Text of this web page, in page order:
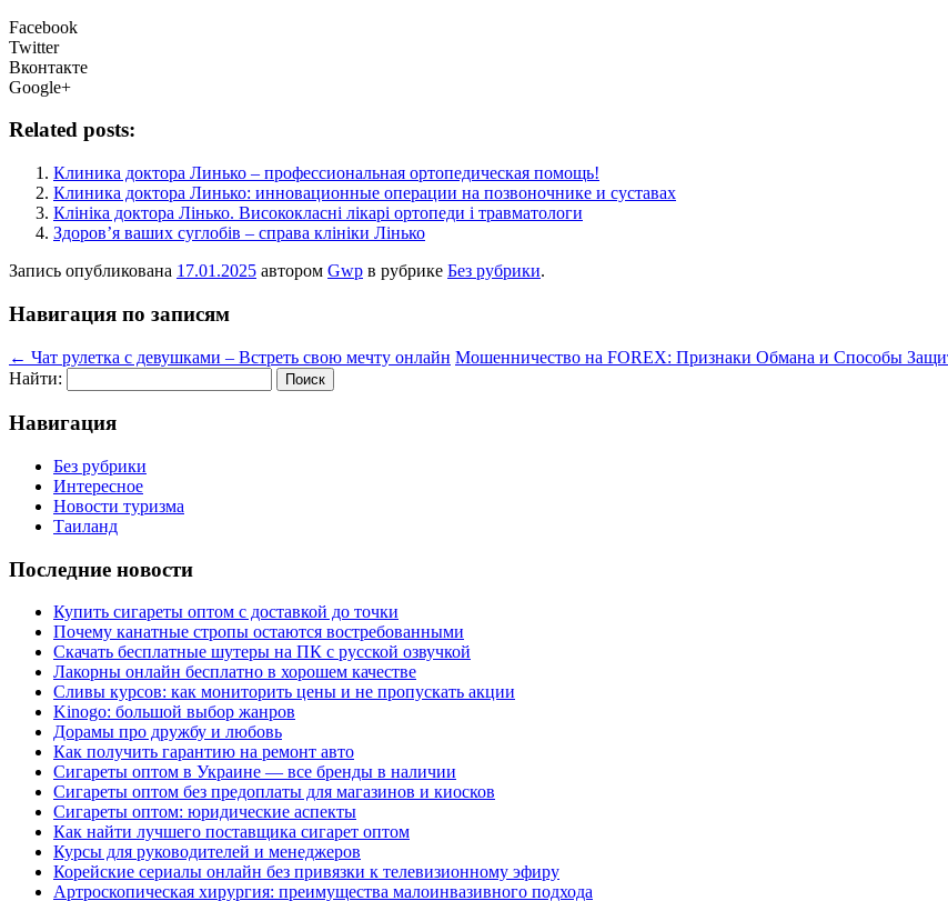
Facebook
Twitter
Вконтакте
Google+
Related posts:
Клиника доктора Линько – профессиональная ортопедическая помощь!
Клиника доктора Линько: инновационные операции на позвоночнике и суставах
Клініка доктора Лінько. Висококласні лікарі ортопеди і травматологи
Здоров’я ваших суглобів – справа клініки Лінько
Запись опубликована 17.01.2025 автором Gwp в рубрике Без рубрики.
Навигация по записям
← Чат рулетка с девушками – Встреть свою мечту онлайн Мошенничество на FOREX: Признаки Обмана и Способы
Найти:
Навигация
Без рубрики
Интересное
Новости туризма
Таиланд
Последние новости
Купить сигареты оптом с доставкой до точки
Почему канатные стропы остаются востребованными
Скачать бесплатные шутеры на ПК с русской озвучкой
Лакорны онлайн бесплатно в хорошем качестве
Сливы курсов: как мониторить цены и не пропускать акции
Kinogo: большой выбор жанров
Дорамы про дружбу и любовь
Как получить гарантию на ремонт авто
Сигареты оптом в Украине — все бренды в наличии
Сигареты оптом без предоплаты для магазинов и киосков
Сигареты оптом: юридические аспекты
Как найти лучшего поставщика сигарет оптом
Курсы для руководителей и менеджеров
Корейские сериалы онлайн без привязки к телевизионному эфиру
Артроскопическая хирургия: преимущества малоинвазивного подхода